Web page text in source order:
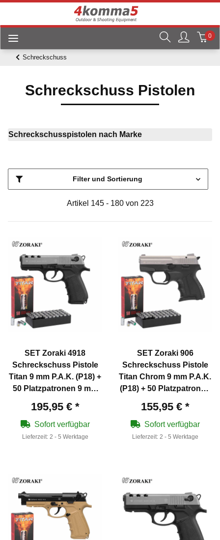
0
Schreckschuss
Schreckschuss Pistolen
Schreckschusspistolen nach Marke
Filter und Sortierung
Artikel 145 - 180 von 223
SET Zoraki 4918
Schreckschuss Pistole
Titan 9 mm P.A.K. (P18) +
50 Platzpatronen 9 mm
195,95 € *
Sofort verfügbar
Lieferzeit: 2 - 5 Werktage
SET Zoraki 906
Schreckschuss Pistole
Titan Chrom 9 mm P.A.K.
(P18) + 50 Platzpatronen
155,95 € *
Sofort verfügbar
Lieferzeit: 2 - 5 Werktage